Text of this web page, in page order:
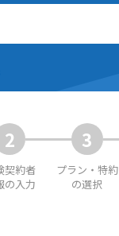
2
契約者
の入力
3
プラン・特約
の選択